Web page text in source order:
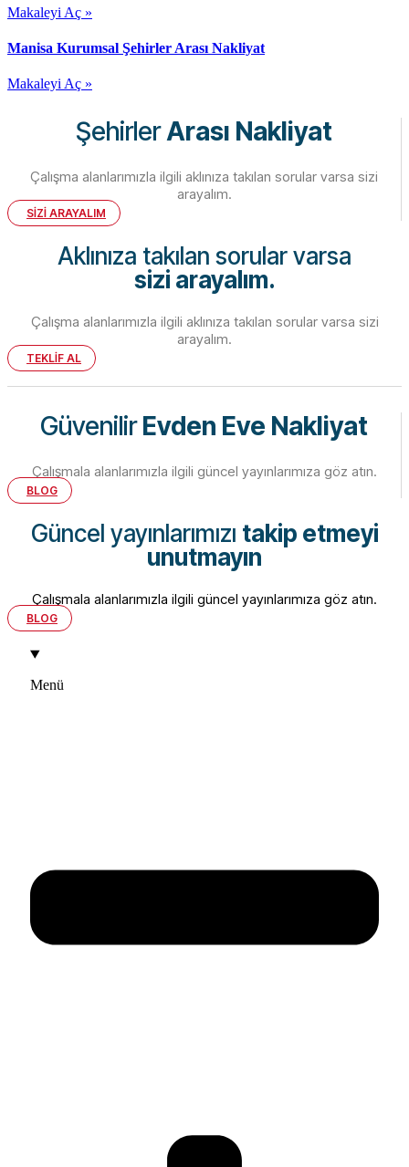
Makaleyi Aç »
Manisa Kurumsal Şehirler Arası Nakliyat
Makaleyi Aç »
ŞehirlerArası Nakliyat
Çalışma alanlarımızla ilgili aklınıza takılan sorular varsa sizi
arayalım.
SİZİ ARAYALIM
Aklınıza takılan sorular varsa
sizi arayalım.
Çalışma alanlarımızla ilgili aklınıza takılan sorular varsa sizi
arayalım.
TEKLİF AL
GüvenilirEvden Eve Nakliyat
Çalışmala alanlarımızla ilgili güncel yayınlarımıza göz atın.
BLOG
Güncel yayınlarımızı takip etmeyi
unutmayın
Çalışmala alanlarımızla ilgili güncel yayınlarımıza göz atın.
BLOG
Menü